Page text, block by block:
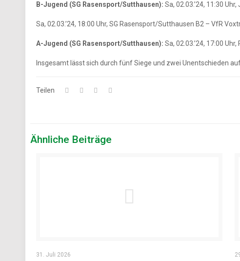
B-Jugend (SG Rasensport/Sutthausen): Sa, 02.03.’24, 11:30
Sa, 02.03.’24, 18:00 Uhr, SG Rasensport/Sutthausen B2 – VfR
A-Jugend (SG Rasensport/Sutthausen): Sa, 02.03.’24, 17:00
Insgesamt lässt sich durch fünf Siege und zwei Unentschieden
Teilen
Ähnliche Beiträge
31. Juli 2026